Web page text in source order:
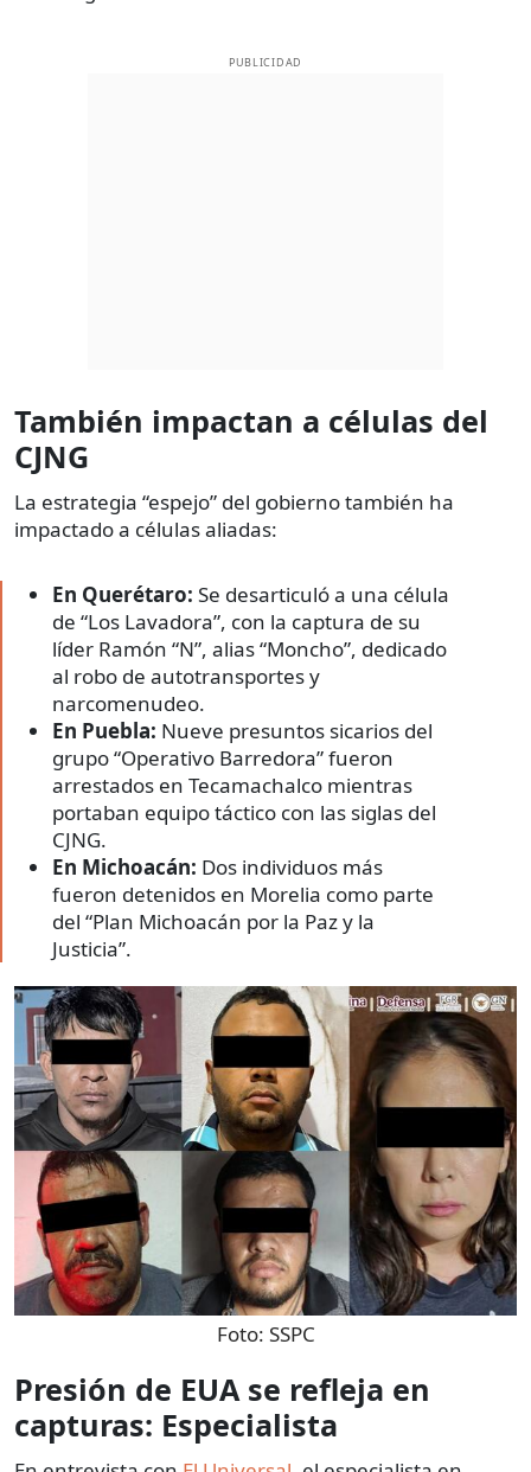
PUBLICIDAD
También impactan a células del
CJNG
La estrategia “espejo” del gobierno también ha
impactado a células aliadas:
En Querétaro: Se desarticuló a una célula
de “Los Lavadora”, con la captura de su
líder Ramón “N”, alias “Moncho”, dedicado
al robo de autotransportes y
narcomenudeo.
En Puebla: Nueve presuntos sicarios del
grupo “Operativo Barredora” fueron
arrestados en Tecamachalco mientras
portaban equipo táctico con las siglas del
CJNG.
En Michoacán: Dos individuos más
fueron detenidos en Morelia como parte
del “Plan Michoacán por la Paz y la
Justicia”.
Foto: SSPC
Presión de EUA se refleja en
capturas: Especialista